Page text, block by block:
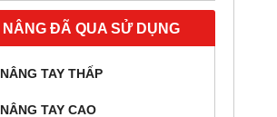
NÂNG ĐÃ QUA SỬ DỤNG
TAY THẤP
TAY CAO